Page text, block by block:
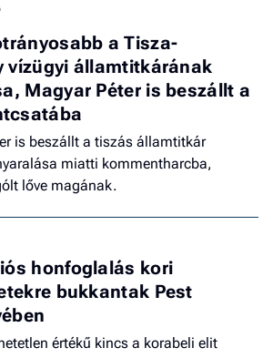
a Tisza-
vízügyi államtitkárának
Magyar Péter is beszállt a
is beszállt a tiszás államtitkár
miatti kommentharcba,
lőve magának.
honfoglalás kori
bukkantak Pest
értékű kincs a korabeli elit